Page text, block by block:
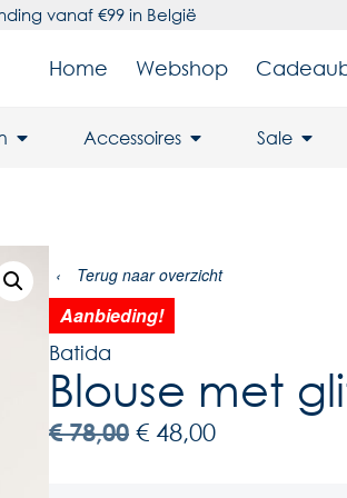
vanaf €99 in België
Home Webshop
Accessoires Sale
‹ Terug naar overzicht
Aanbieding!
Batida
Blouse met
€78,00 € 48,00